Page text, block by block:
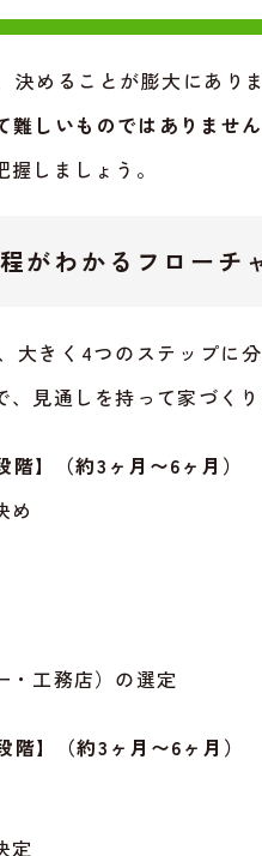
めることが膨大にあり
しいものではありません
しましょう。
がわかるフローチ
大きく4つのステップに
見通しを持って家づく
階】（約3ヶ月〜6ヶ月）
め
・工務店）の選定
階】（約3ヶ月〜6ヶ月）
定